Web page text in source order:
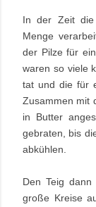
In der Zeit die
Menge
der Pilze für
waren so viele
tat und die für
Zusammen mit
in Butter
gebraten, bis
abkühlen.
Den Teig
große Kreise